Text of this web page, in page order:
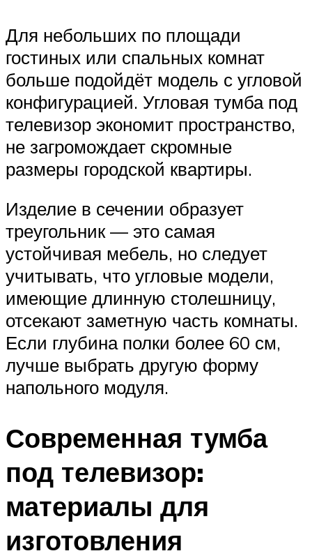
Для небольших по площади
гостиных или спальных комнат
больше подойдёт модель с угловой
конфигурацией. Угловая тумба под
телевизор экономит пространство,
не загромождает скромные
размеры городской квартиры.
Изделие в сечении образует
треугольник — это самая
устойчивая мебель, но следует
учитывать, что угловые модели,
имеющие длинную столешницу,
отсекают заметную часть комнаты.
Если глубина полки более 60 см,
лучше выбрать другую форму
напольного модуля.
Современная тумба
под телевизор:
материалы для
изготовления